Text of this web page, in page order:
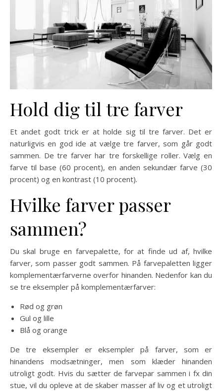
Hold dig til tre farver
Et andet godt trick er at holde sig til tre farver. Det er
naturligvis en god ide at vælge tre farver, som går godt
sammen. De tre farver har tre forskellige roller. Vælg en
farve til base (60 procent), en anden sekundær farve (30
procent) og en kontrast (10 procent).
Hvilke farver passer
sammen?
Du skal bruge en farvepalette, for at finde ud af, hvilke
farver, som passer godt sammen. På farvepaletten ligger
komplementærfarverne overfor hinanden. Nedenfor kan du
se tre eksempler på komplementærfarver:
Rød og grøn
Gul og lille
Blå og orange
De tre eksempler er eksempler på farver, som er
hinandens modsætninger, men som klæder hinanden
utroligt godt. Hvis du sætter de farvepar sammen i fx din
stue, vil du opleve at de skaber masser af liv og et utroligt